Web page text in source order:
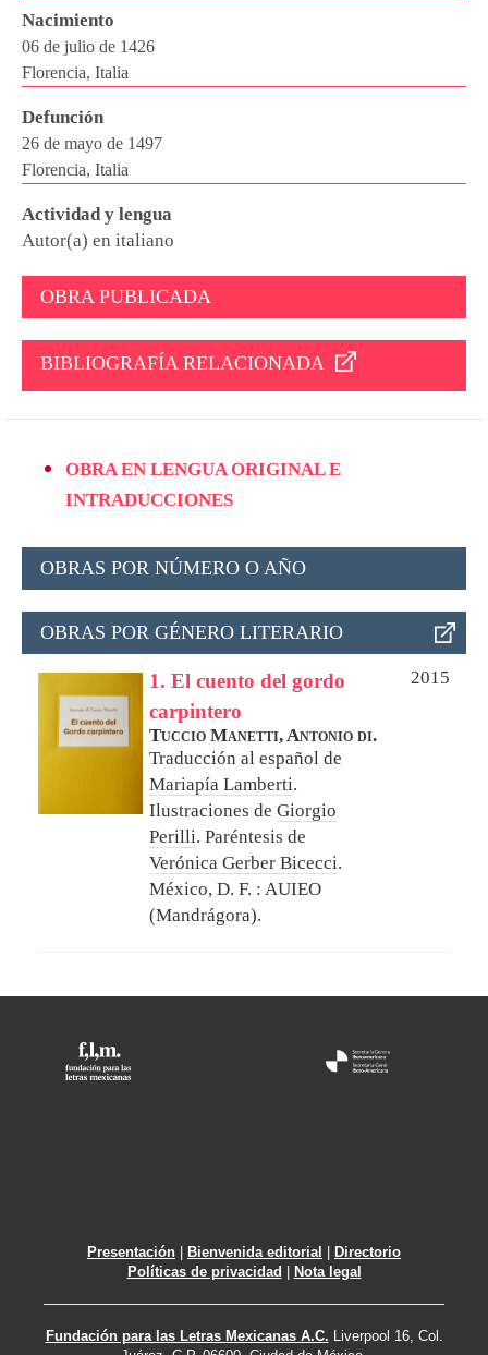
Nacimiento
06 de julio de 1426
Florencia, Italia
Defunción
26 de mayo de 1497
Florencia, Italia
Actividad y lengua
Autor(a) en italiano
OBRA PUBLICADA
BIBLIOGRAFÍA RELACIONADA
OBRA EN LENGUA ORIGINAL E
INTRADUCCIONES
OBRAS POR NÚMERO O AÑO
OBRAS POR GÉNERO LITERARIO
1. El cuento del gordo
carpintero
2015
Tuccio Manetti, Antonio di.
Traducción al español de
Mariapía Lamberti.
Ilustraciones de Giorgio
Perilli. Paréntesis de
Verónica Gerber Bicecci.
México, D. F. : AUIEO
(Mandrágora).
Presentación | Bienvenida editorial | Directorio
Políticas de privacidad | Nota legal
Fundación para las Letras Mexicanas A.C. Liverpool 16, Col.